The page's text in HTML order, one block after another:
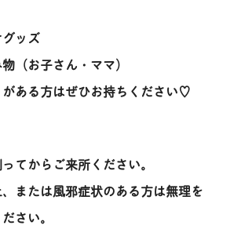
ッズ
（お子さん・ママ）
ある方はぜひお持ちください♡
てからご来所ください。
または風邪症状のある方は無理を
さい。